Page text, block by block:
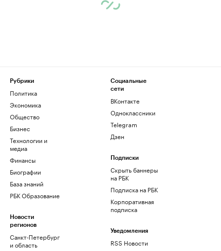
Рубрики
Политика
Экономика
Общество
Бизнес
Технологии и
медиа
Финансы
Биографии
База знаний
РБК Образование
Новости
регионов
Санкт-Петербург
и область
Социальные
сети
ВКонтакте
Одноклассники
Telegram
Дзен
Подписки
Скрыть баннеры
на РБК
Подписка на РБК
Корпоративная
подписка
Уведомления
RSS Новости